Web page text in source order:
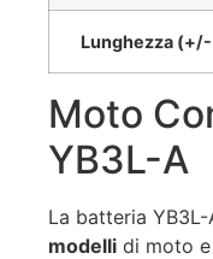
Lunghezza
Moto
YB3L-A
La batteria
modelli di moto